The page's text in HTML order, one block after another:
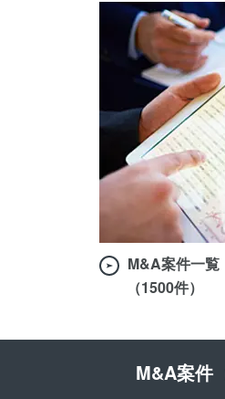
M&A案件一覧
（1500件）
M&A案件